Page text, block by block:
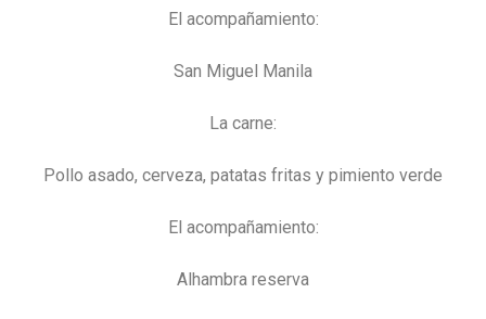
El acompañamiento:
San Miguel Manila
La carne:
Pollo asado, cerveza, patatas fritas y pimiento verde
El acompañamiento:
Alhambra reserva